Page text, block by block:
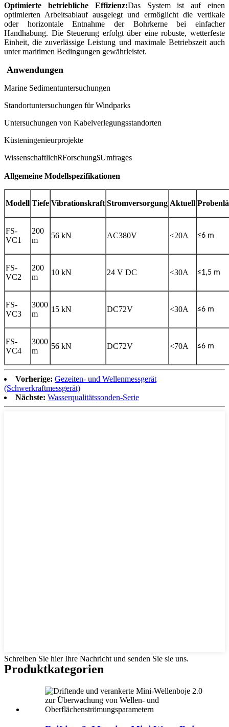
Optimierte betriebliche Effizienz:Das System ist auf einen
optimierten Arbeitsablauf ausgelegt und ermöglicht die vertikale
oder horizontale Entnahme der Bohrkerne bei einfacher
Handhabung. Die Steuerung erfolgt über eine robuste, wetterfeste
Einheit, die zuverlässige Leistung und maximale Betriebszeit auch
unter maritimen Bedingungen gewährleistet.
Anwendungen
Marine Sedimentuntersuchungen
Standortuntersuchungen für Windparks
Untersuchungen von Kabelverlegungsstandorten
Küsteningenieurprojekte
WissenschaftlichRForschungSUmfrages
Allgemeine Modellspezifikationen
Modell Tiefe Vibrationskraft Stromversorgung Aktuell
FS-
VC1
200
m
56 kN AC380V <20A ≤6 m
FS-
VC2
200
m
10 kN 24 V DC <30A ≤1,5 m
FS-
VC3
3000
m
15 kN DC72V <30A ≤6 m
FS-
VC4
3000
m
56 kN DC72V <70A ≤6 m
Vorherige: Gezeiten- und Wellenmessgerät
(Schwerkraftmessgerät)
Nächste: Wasserqualitätssonden-Serie
Schreiben Sie hier Ihre Nachricht und senden Sie sie uns.
Produktkategorien